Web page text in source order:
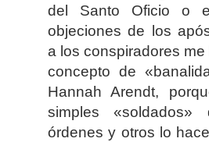
del Santo Oficio o
objeciones de los
a los conspiradores me
concepto de
Hannah Arendt,
simples «soldados»
órdenes y otros lo